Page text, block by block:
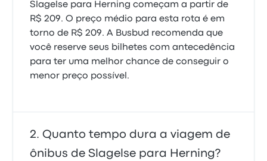
Slagelse para Herning começam a partir de
R$ 209. O preço médio para esta rota é em
torno de R$ 209. A Busbud recomenda que
você reserve seus bilhetes com antecedência
para ter uma melhor chance de conseguir o
menor preço possível.
Quanto tempo dura a viagem de
ônibus de Slagelse para Herning?